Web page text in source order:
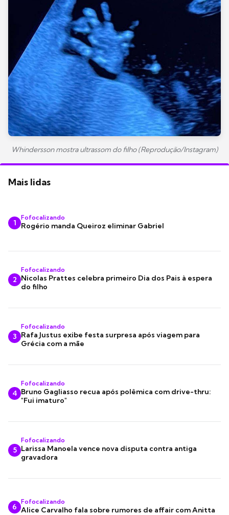
Whindersson mostra ultrassom do filho (Reprodução/Instagram)
Mais lidas
1
Fofocalizando
Rogério manda Queiroz eliminar Gabriel
2
Fofocalizando
Nicolas Prattes celebra primeiro Dia dos Pais à espera
do filho
3
Fofocalizando
Rafa Justus exibe festa surpresa após viagem para
Grécia com a mãe
4
Fofocalizando
Bruno Gagliasso recua após polêmica com drive-thru:
"Fui imaturo"
5
Fofocalizando
Larissa Manoela vence nova disputa contra antiga
gravadora
6
Fofocalizando
Alice Carvalho fala sobre rumores de affair com Anitta